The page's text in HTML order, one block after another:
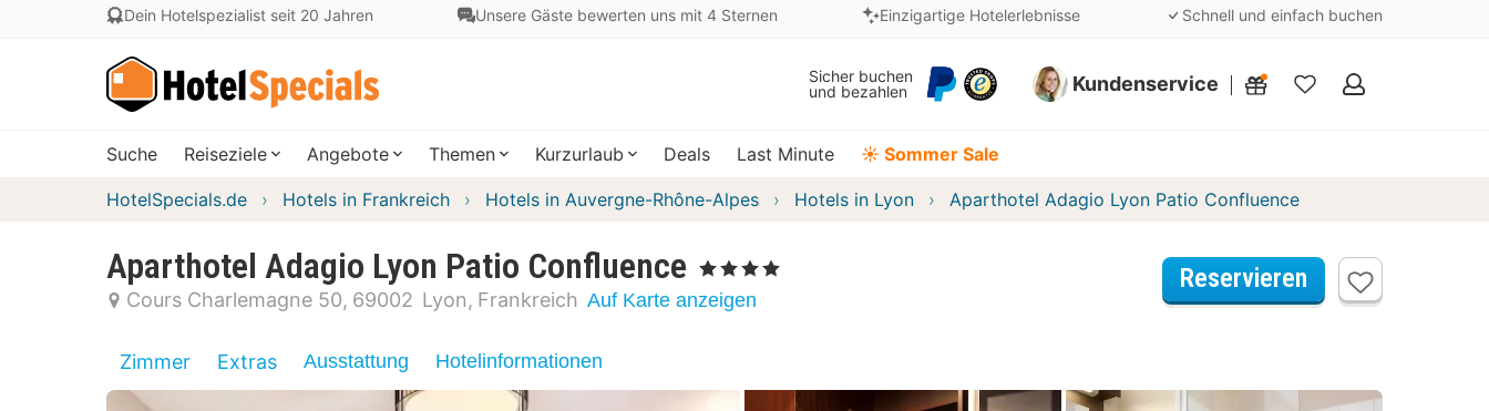
Dein Hotelspezialist seit 20 Jahren Unsere Gäste bewerten uns mit 4 Sternen Einzigartige Hotelerlebnisse Schnell und einfach buchen
Sicher buchen
und bezahlen
Kundenservice
Meine
Suche Reiseziele Angebote Themen Kurzurlaub Deals Last Minute ☀️ Sommer Sale
HotelSpecials.de Hotels in Frankreich Hotels in Auvergne-Rhône-Alpes Hotels in Lyon Aparthotel Adagio Lyon Patio Confluence
Aparthotel Adagio Lyon Patio Confluence , 4 Sterne
Cours Charlemagne 50 69002 Lyon Frankreich Auf Karte anzeigen
Reservieren
Zimmer Extras Ausstattung Hotelinformationen